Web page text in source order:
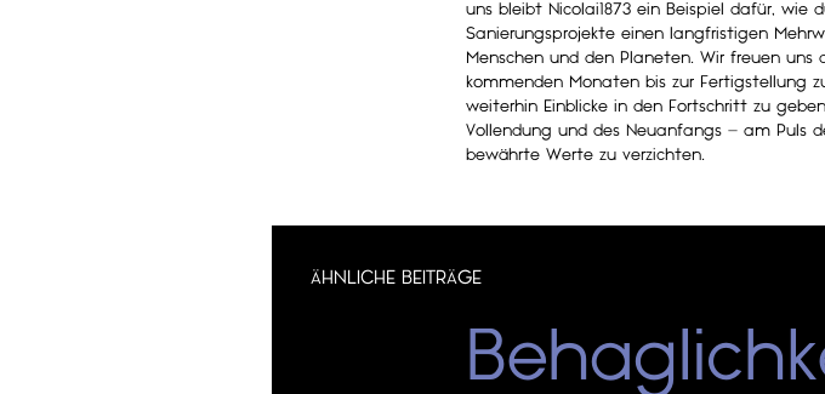
uns bleibt Nicolai1873 ein Beispiel dafür, wie
Sanierungsprojekte einen langfristigen
Menschen und den Planeten. Wir freuen uns
kommenden Monaten bis zur Fertigstellung
weiterhin Einblicke in den Fortschritt zu
Vollendung und des Neuanfangs – am Puls
bewährte Werte zu verzichten.
ÄHNLICHE BEITRÄGE